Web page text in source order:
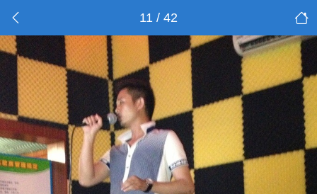
11 / 42